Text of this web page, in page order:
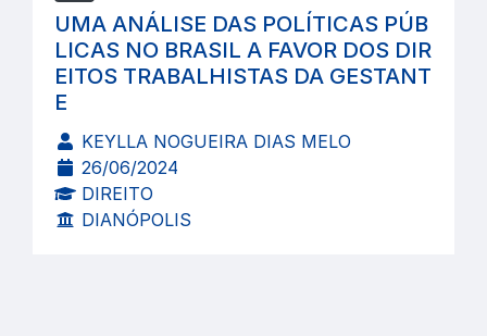
UMA ANÁLISE DAS POLÍTICAS PÚB
LICAS NO BRASIL A FAVOR DOS DIR
EITOS TRABALHISTAS DA GESTANT
E
KEYLLA NOGUEIRA DIAS MELO
26/06/2024
DIREITO
DIANÓPOLIS